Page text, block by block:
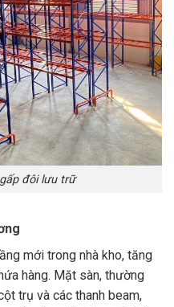
đôi lưu trữ
mới trong nhà kho, tăng
hàng. Mặt sàn, thường
trụ và các thanh beam,